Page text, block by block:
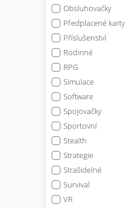
Obsluhovačky
Předplacené karty
Příslušenství
Rodinné
RPG
Simulace
Software
Spojovačky
Sportovní
Stealth
Strategie
Strašidelné
Survival
VR